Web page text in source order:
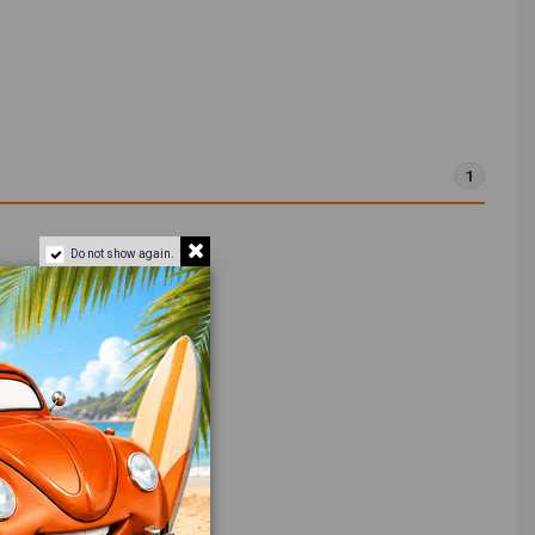
1
Do not show again.